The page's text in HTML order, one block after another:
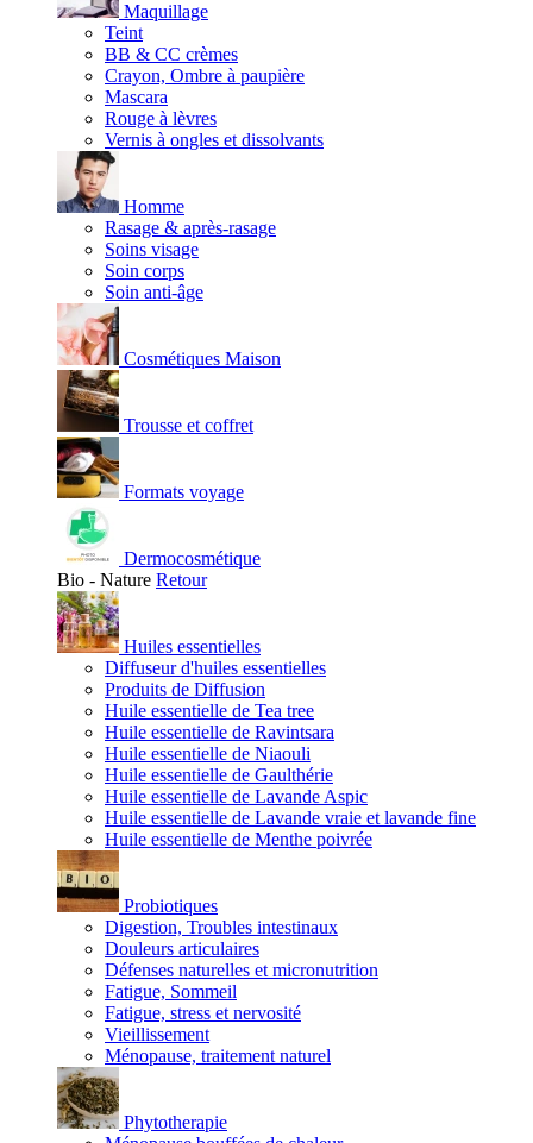
Maquillage
Teint
BB & CC crèmes
Crayon, Ombre à paupière
Mascara
Rouge à lèvres
Vernis à ongles et dissolvants
Homme
Rasage & après-rasage
Soins visage
Soin corps
Soin anti-âge
Cosmétiques Maison
Trousse et coffret
Formats voyage
Dermocosmétique
Bio - Nature Retour
Huiles essentielles
Diffuseur d'huiles essentielles
Produits de Diffusion
Huile essentielle de Tea tree
Huile essentielle de Ravintsara
Huile essentielle de Niaouli
Huile essentielle de Gaulthérie
Huile essentielle de Lavande Aspic
Huile essentielle de Lavande vraie et lavande fine
Huile essentielle de Menthe poivrée
Probiotiques
Digestion, Troubles intestinaux
Douleurs articulaires
Défenses naturelles et micronutrition
Fatigue, Sommeil
Fatigue, stress et nervosité
Vieillissement
Ménopause, traitement naturel
Phytotherapie